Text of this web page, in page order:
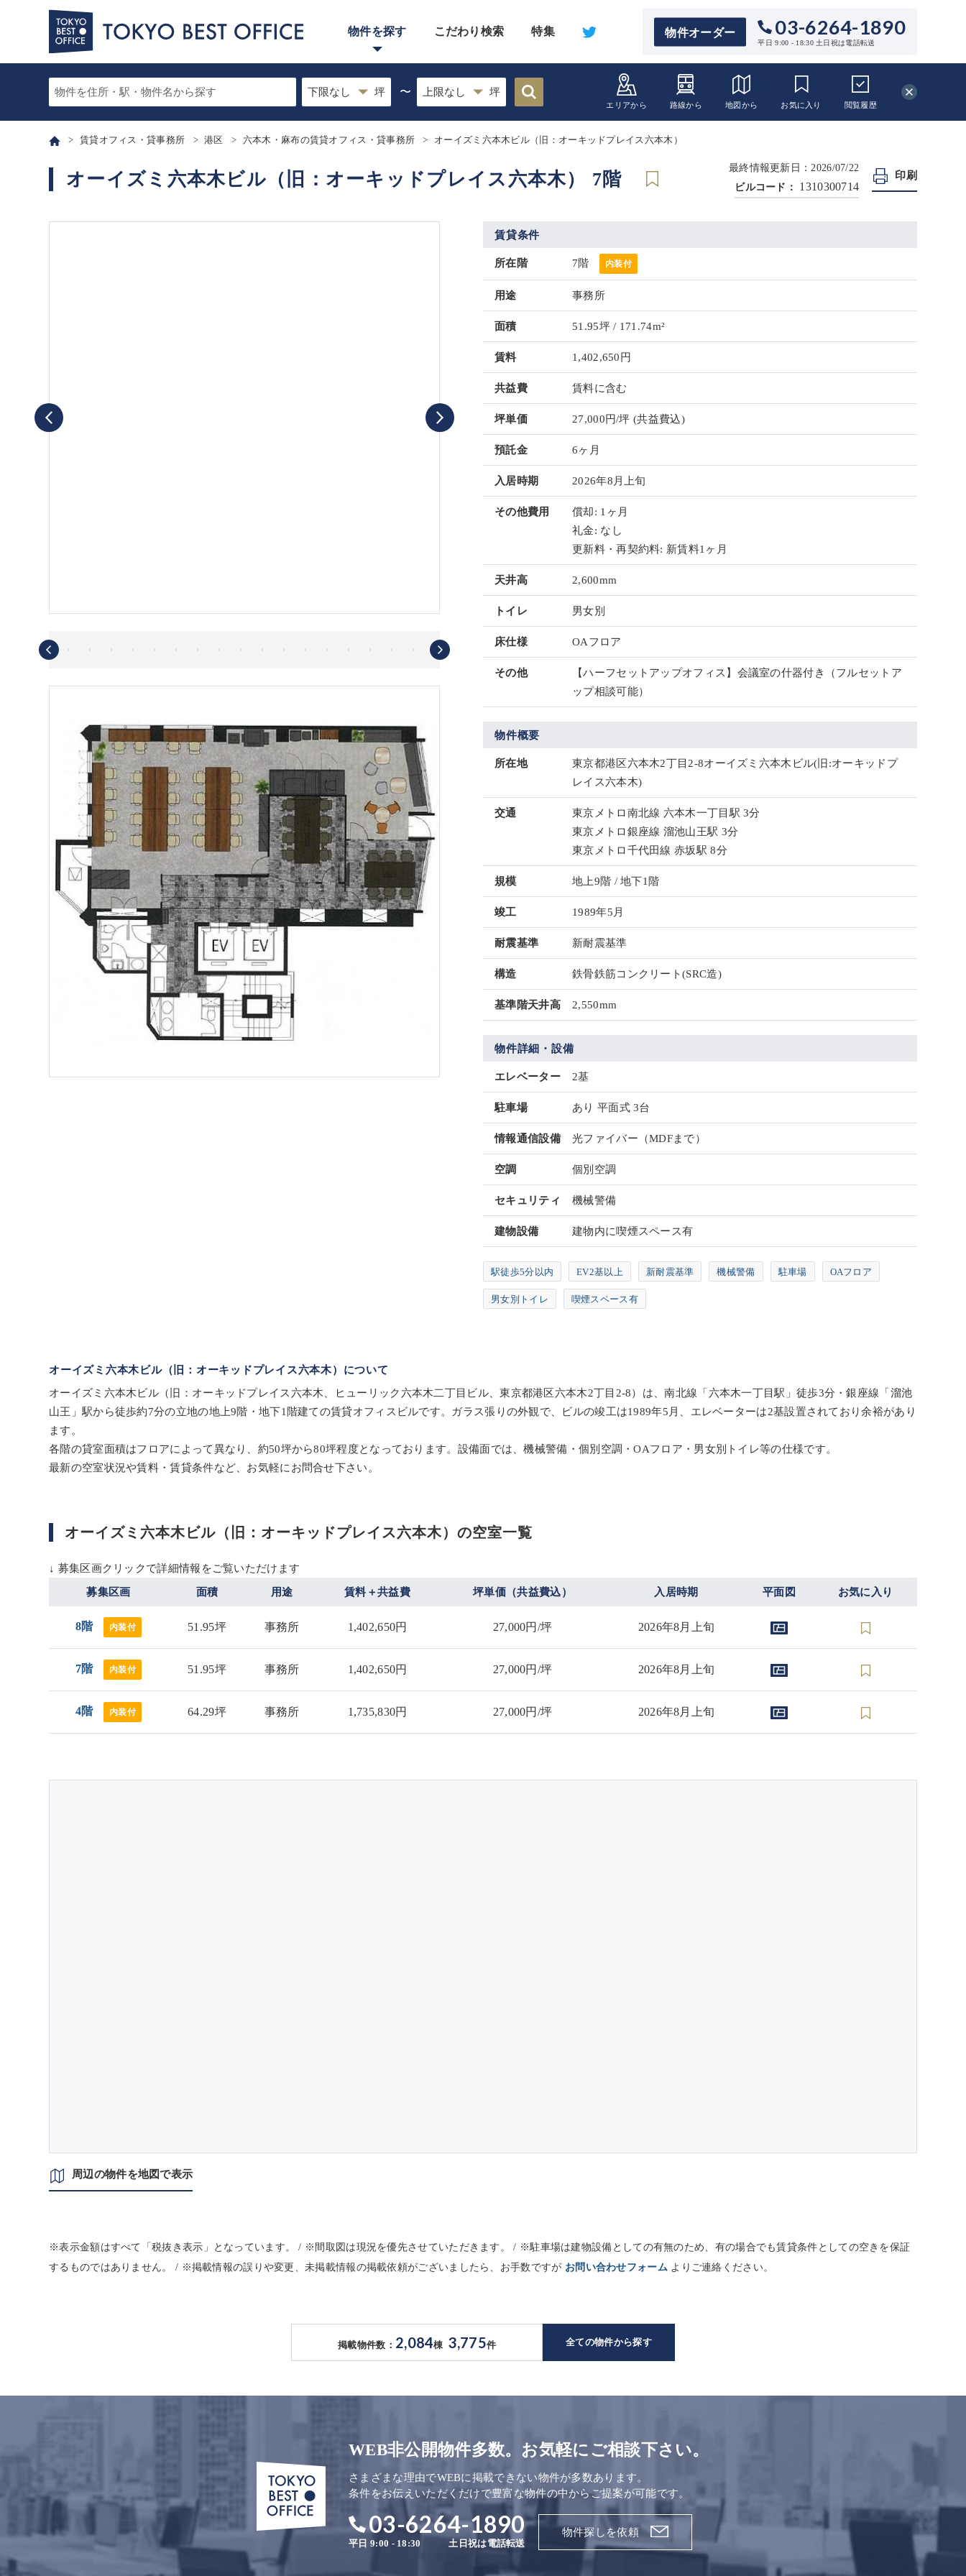
物件オーダー 03-6264-1890
平日 9:00 - 18:30 土日祝は電話転送
物件を探す こだわり検索 特集
エリアから 路線から 地図から お気に入り 閲覧履歴
〜
賃貸オフィス・貸事務所 港区 六本木・麻布の賃貸オフィス・貸事務所 オーイズミ六本木ビル（旧：オーキッドプレイス六本木）
オーイズミ六本木ビル（旧：オーキッドプレイス六本木） 7階
最終情報更新日：2026/07/22
ビルコード：
1310300714
印刷
賃貸条件
所在階 7階 内装付
用途 事務所
面積 51.95坪 / 171.74m²
賃料 1,402,650円
共益費 賃料に含む
坪単価 27,000円/坪(共益費込)
預託金 6ヶ月
入居時期 2026年8月上旬
その他費用
償却: 1ヶ月
礼金: なし
更新料・再契約料: 新賃料1ヶ月
天井高 2,600mm
トイレ 男女別
床仕様 OAフロア
その他
【ハーフセットアップオフィス】会議室の什器付き（フルセットア
ップ相談可能）
物件概要
所在地
東京都港区六本木2丁目2-8オーイズミ六本木ビル(旧:オーキッドプ
レイス六本木)
交通
東京メトロ南北線 六本木一丁目駅 3分
東京メトロ銀座線 溜池山王駅 3分
東京メトロ千代田線 赤坂駅 8分
規模 地上9階 / 地下1階
竣工 1989年5月
耐震基準 新耐震基準
構造 鉄骨鉄筋コンクリート(SRC造)
基準階天井高 2,550mm
物件詳細・設備
エレベーター 2基
駐車場 あり 平面式 3台
情報通信設備 光ファイバー（MDFまで）
空調 個別空調
セキュリティ 機械警備
建物設備 建物内に喫煙スペース有
駅徒歩5分以内 EV2基以上 新耐震基準 機械警備 駐車場 OAフロア
男女別トイレ 喫煙スペース有
オーイズミ六本木ビル（旧：オーキッドプレイス六本木）について
オーイズミ六本木ビル（旧：オーキッドプレイス六本木、ヒューリック六本木二丁目ビル、東京都港区六本木2丁目2-8）は、南北線「六本木一丁目駅」徒歩3分・銀座線「溜池
山王」駅から徒歩約7分の立地の地上9階・地下1階建ての賃貸オフィスビルです。ガラス張りの外観で、ビルの竣工は1989年5月、エレベーターは2基設置されており余裕があり
ます。
各階の貸室面積はフロアによって異なり、約50坪から80坪程度となっております。設備面では、機械警備・個別空調・OAフロア・男女別トイレ等の仕様です。
最新の空室状況や賃料・賃貸条件など、お気軽にお問合せ下さい。
オーイズミ六本木ビル（旧：オーキッドプレイス六本木）の空室一覧
↓ 募集区画クリックで詳細情報をご覧いただけます
募集区画 面積 用途 賃料＋共益費 坪単価（共益費込） 入居時期 平面図 お気に入り
8階 内装付 51.95坪 事務所 1,402,650円 27,000円/坪 2026年8月上旬
7階 内装付 51.95坪 事務所 1,402,650円 27,000円/坪 2026年8月上旬
4階 内装付 64.29坪 事務所 1,735,830円 27,000円/坪 2026年8月上旬
周辺の物件を地図で表示
※表示金額はすべて「税抜き表示」となっています。 / ※間取図は現況を優先させていただきます。 / ※駐車場は建物設備としての有無のため、有の場合でも賃貸条件としての空きを保証
するものではありません。 / ※掲載情報の誤りや変更、未掲載情報の掲載依頼がございましたら、お手数ですが お問い合わせフォーム よりご連絡ください。
掲載物件数： 2,084棟 3,775件 全ての物件から探す
WEB非公開物件多数。お気軽にご相談下さい。
さまざまな理由でWEBに掲載できない物件が多数あります。
条件をお伝えいただくだけで豊富な物件の中からご提案が可能です。
03-6264-1890
平日 9:00 - 18:30 土日祝は電話転送
物件探しを依頼